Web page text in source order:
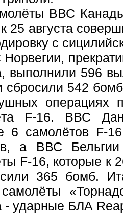
ВВС Канады
25 августа
с
выполнили 596
сбросили 542
операциях
F-16. ВВС
6 самолётов F-
а ВВС
F-16, которые к
365 бомб.
- ударные БЛА